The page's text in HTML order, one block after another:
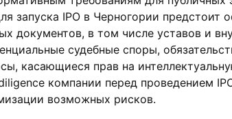
запуска IPO в Черногории предстоит
документов, в том числе уставов и
судебные споры,
касающиеся прав на
компании перед проведением
возможных рисков.